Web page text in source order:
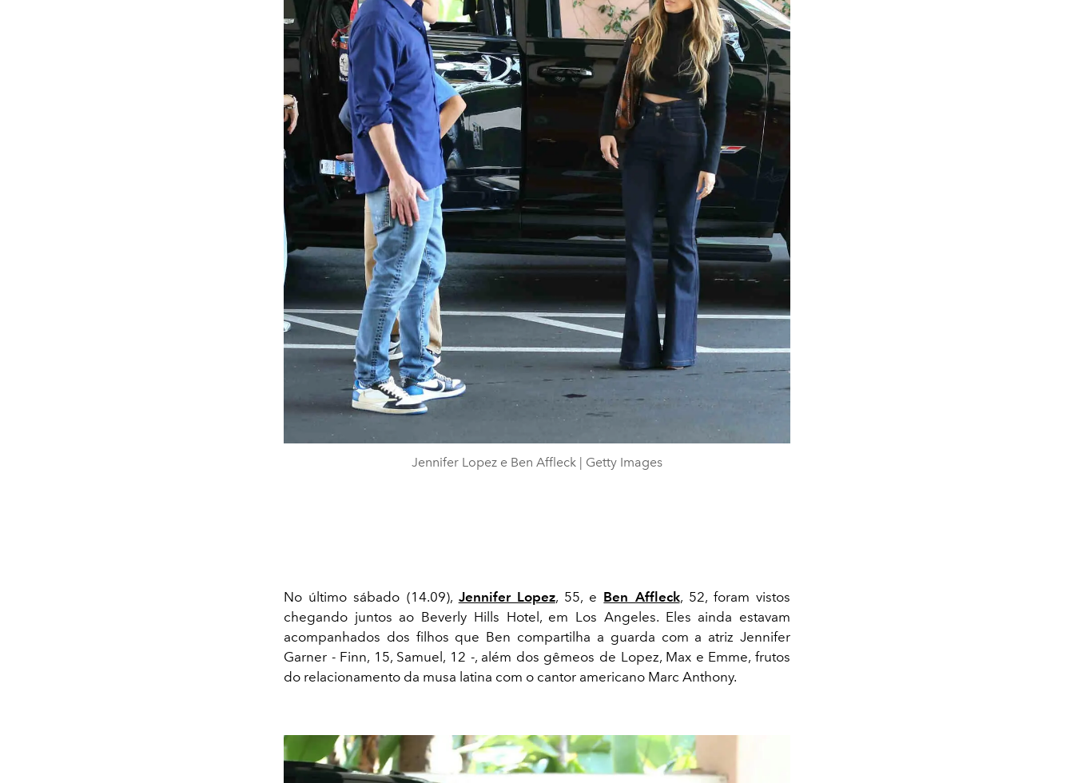
Jennifer Lopez e Ben Affleck | Getty Images
No último sábado (14.09), Jennifer Lopez, 55, e Ben Affleck, 52, foram vistos
chegando juntos ao Beverly Hills Hotel, em Los Angeles. Eles ainda estavam
acompanhados dos filhos que Ben compartilha a guarda com a atriz Jennifer
Garner - Finn, 15, Samuel, 12 -, além dos gêmeos de Lopez, Max e Emme, frutos
do relacionamento da musa latina com o cantor americano Marc Anthony.